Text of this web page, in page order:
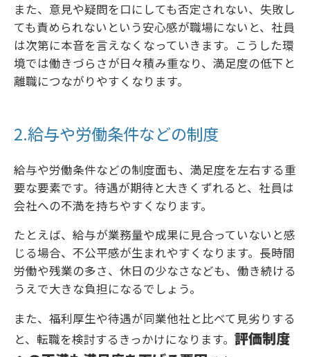
また、意見や疑問を口にしても否定されない、失敗し
ても責められないという安心感が職場にないと、社員
は次第に本音を言えなくなっていきます。こうした環
境では働きづらさが日々積み重なり、満足度の低下と
離職につながりやすくなります。
2.給与や労働条件などの制度
給与や労働条件などの制度面も、満足度を左右する重
要な要素です。待遇が期待と大きくずれると、社員は
会社への不満を持ちやすくなります。
たとえば、給与が業務量や成果に見合っていないと感
じる場合、不公平感が生まれやすくなります。長時間
労働や残業の多さ、休日の少なさなども、働き続ける
うえで大きな負担になるでしょう。
また、福利厚生や待遇が同業他社と比べて見劣りする
と、転職を検討するきっかけになります。 評価制度